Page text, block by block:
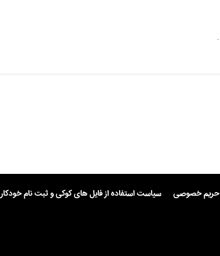
حریم خصوصی سیاست استفاده از فایل های کوکی و ثبت نام خودکار